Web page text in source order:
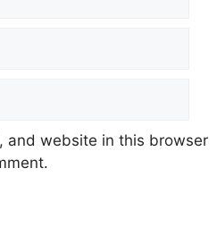
and website in this browser